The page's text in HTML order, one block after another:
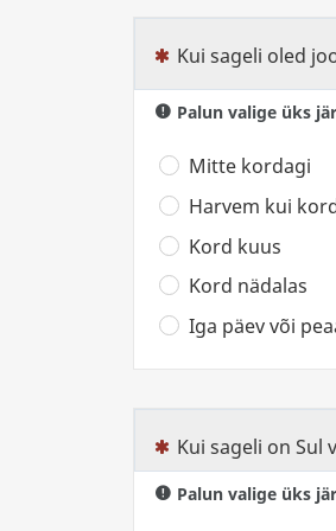
(See küsimus on
Kui sageli oled
Palun valige üks
Mitte kordagi
Harvem kui
Kord kuus
Kord nädalas
Iga päev või
(See küsimus on
Kui sageli on
Palun valige üks